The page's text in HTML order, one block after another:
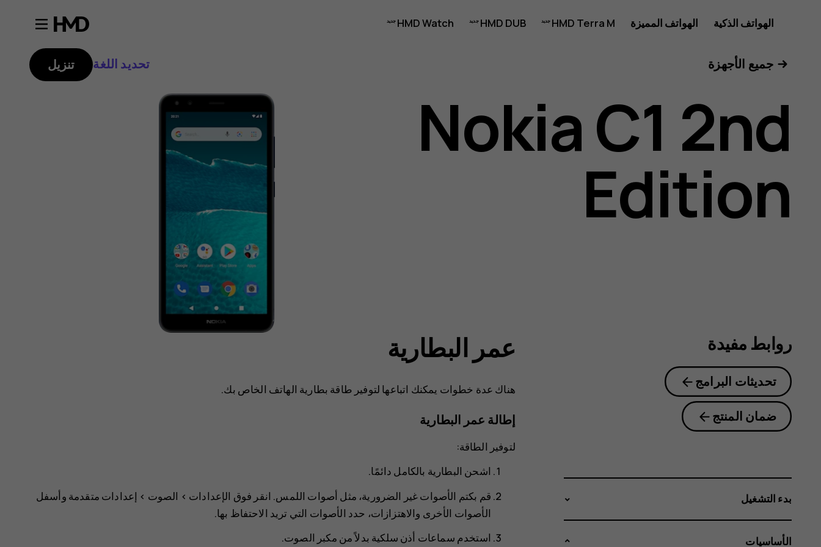
دليل
مستخدم
Nokia
C1
Edition
الهواتف الذكية الهواتف المميزة HMD Terra M
HMD DUB
HMD Watch
جميع الأجهزة تحديد اللغة تنزيل
Nokia C1 2nd
Edition
عمر البطارية
هناك عدة خطوات يمكنك اتباعها لتوفير طاقة بطارية الهاتف الخاص بك.
إطالة عمر البطارية
لتوفير الطاقة:
اشحن البطارية بالكامل دائمًا.
قم بكتم الأصوات غير الضرورية، مثل أصوات اللمس. انقر فوق
> الصوت > إعدادات متقدمة وأسفل
الأصوات الأخرى والاهتزازات، حدد الأصوات التي تريد الاحتفاظ بها.
استخدم سماعات أذن سلكية بدلاً من مكبر الصوت.
روابط مفيدة
تحديثات البرامج
ضمان المنتج
بدء التشغيل
الأساسيات